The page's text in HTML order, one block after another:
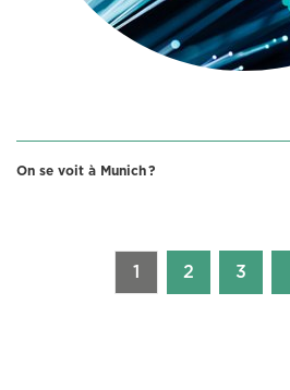
On se voit à Munich ?
1 2 3